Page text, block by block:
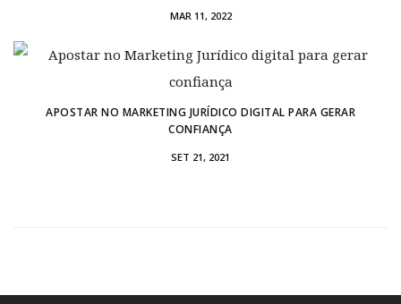
MAR 11, 2022
APOSTAR NO MARKETING JURÍDICO DIGITAL PARA GERAR
CONFIANÇA
SET 21, 2021